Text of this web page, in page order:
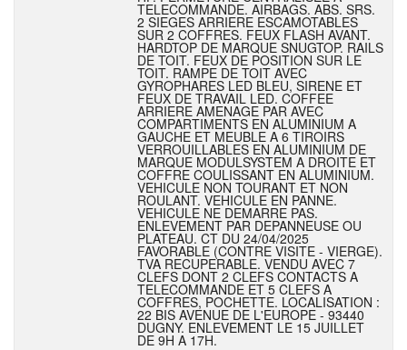
TELECOMMANDE. AIRBAGS. ABS. SRS.
2 SIEGES ARRIERE ESCAMOTABLES
SUR 2 COFFRES. FEUX FLASH AVANT.
HARDTOP DE MARQUE SNUGTOP. RAILS
DE TOIT. FEUX DE POSITION SUR LE
TOIT. RAMPE DE TOIT AVEC
GYROPHARES LED BLEU, SIRENE ET
FEUX DE TRAVAIL LED. COFFEE
ARRIERE AMENAGE PAR AVEC
COMPARTIMENTS EN ALUMINIUM A
GAUCHE ET MEUBLE A 6 TIROIRS
VERROUILLABLES EN ALUMINIUM DE
MARQUE MODULSYSTEM A DROITE ET
COFFRE COULISSANT EN ALUMINIUM.
VEHICULE NON TOURANT ET NON
ROULANT. VEHICULE EN PANNE.
VEHICULE NE DEMARRE PAS.
ENLEVEMENT PAR DEPANNEUSE OU
PLATEAU. CT DU 24/04/2025
FAVORABLE (CONTRE VISITE - VIERGE).
TVA RECUPERABLE. VENDU AVEC 7
CLEFS DONT 2 CLEFS CONTACTS A
TELECOMMANDE ET 5 CLEFS A
COFFRES, POCHETTE. LOCALISATION :
22 BIS AVENUE DE L'EUROPE - 93440
DUGNY. ENLEVEMENT LE 15 JUILLET
DE 9H A 17H.